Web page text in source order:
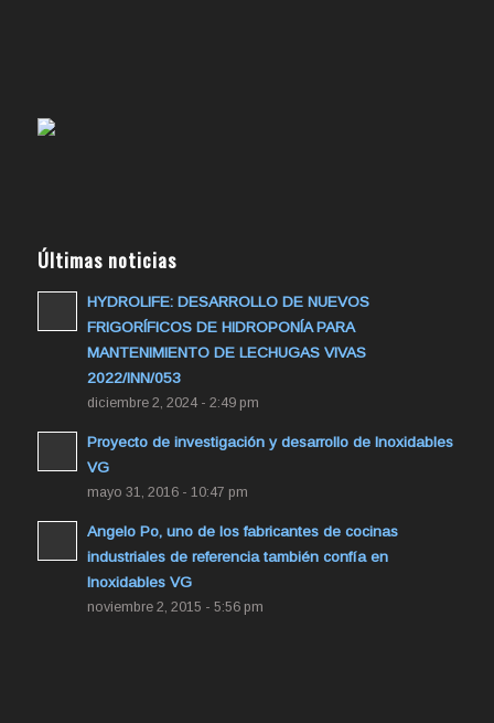
Últimas noticias
HYDROLIFE: DESARROLLO DE NUEVOS
FRIGORÍFICOS DE HIDROPONÍA PARA
MANTENIMIENTO DE LECHUGAS VIVAS
2022/INN/053
diciembre 2, 2024 - 2:49 pm
Proyecto de investigación y desarrollo de Inoxidables
VG
mayo 31, 2016 - 10:47 pm
Angelo Po, uno de los fabricantes de cocinas
industriales de referencia también confía en
Inoxidables VG
noviembre 2, 2015 - 5:56 pm